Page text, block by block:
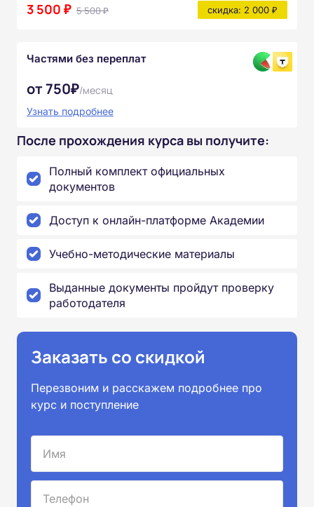
3 500 ₽ 5 500 ₽ скидка: 2 000 ₽
Частями без переплат
от 750₽/месяц
Узнать подробнее
После прохождения курса вы получите:
Полный комплект официальных
документов
Доступ к онлайн-платформе Академии
Учебно-методические материалы
Выданные документы пройдут проверку
работодателя
Заказать со скидкой
Перезвоним и расскажем подробнее про
курс и поступление